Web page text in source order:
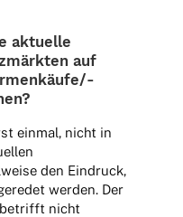
aktu­elle
auf
einmal, nicht in
den Eindruck,
werden. Der
betrifft nicht